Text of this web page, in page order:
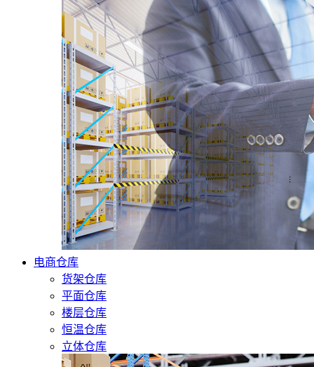
电商仓库
货架仓库
平面仓库
楼层仓库
恒温仓库
立体仓库